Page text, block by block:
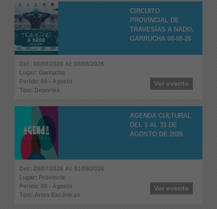
CIRCUITO
PROVINCIAL DE
TRAVESÍAS A NADO.
GARRUCHA 08-08-26
Del : 08/08/2026 Al: 08/08/2026
Lugar: Garrucha
Perido: 08 - Agosto
Tipo: Deportes
Ver evento
AGENDA CULTURAL
DEL 1 AL 31 DE
AGOSTO DE 2026
Del : 29/07/2026 Al: 01/09/2026
Lugar: Provincia
Perido: 08 - Agosto
Tipo: Artes Escénicas
Ver evento